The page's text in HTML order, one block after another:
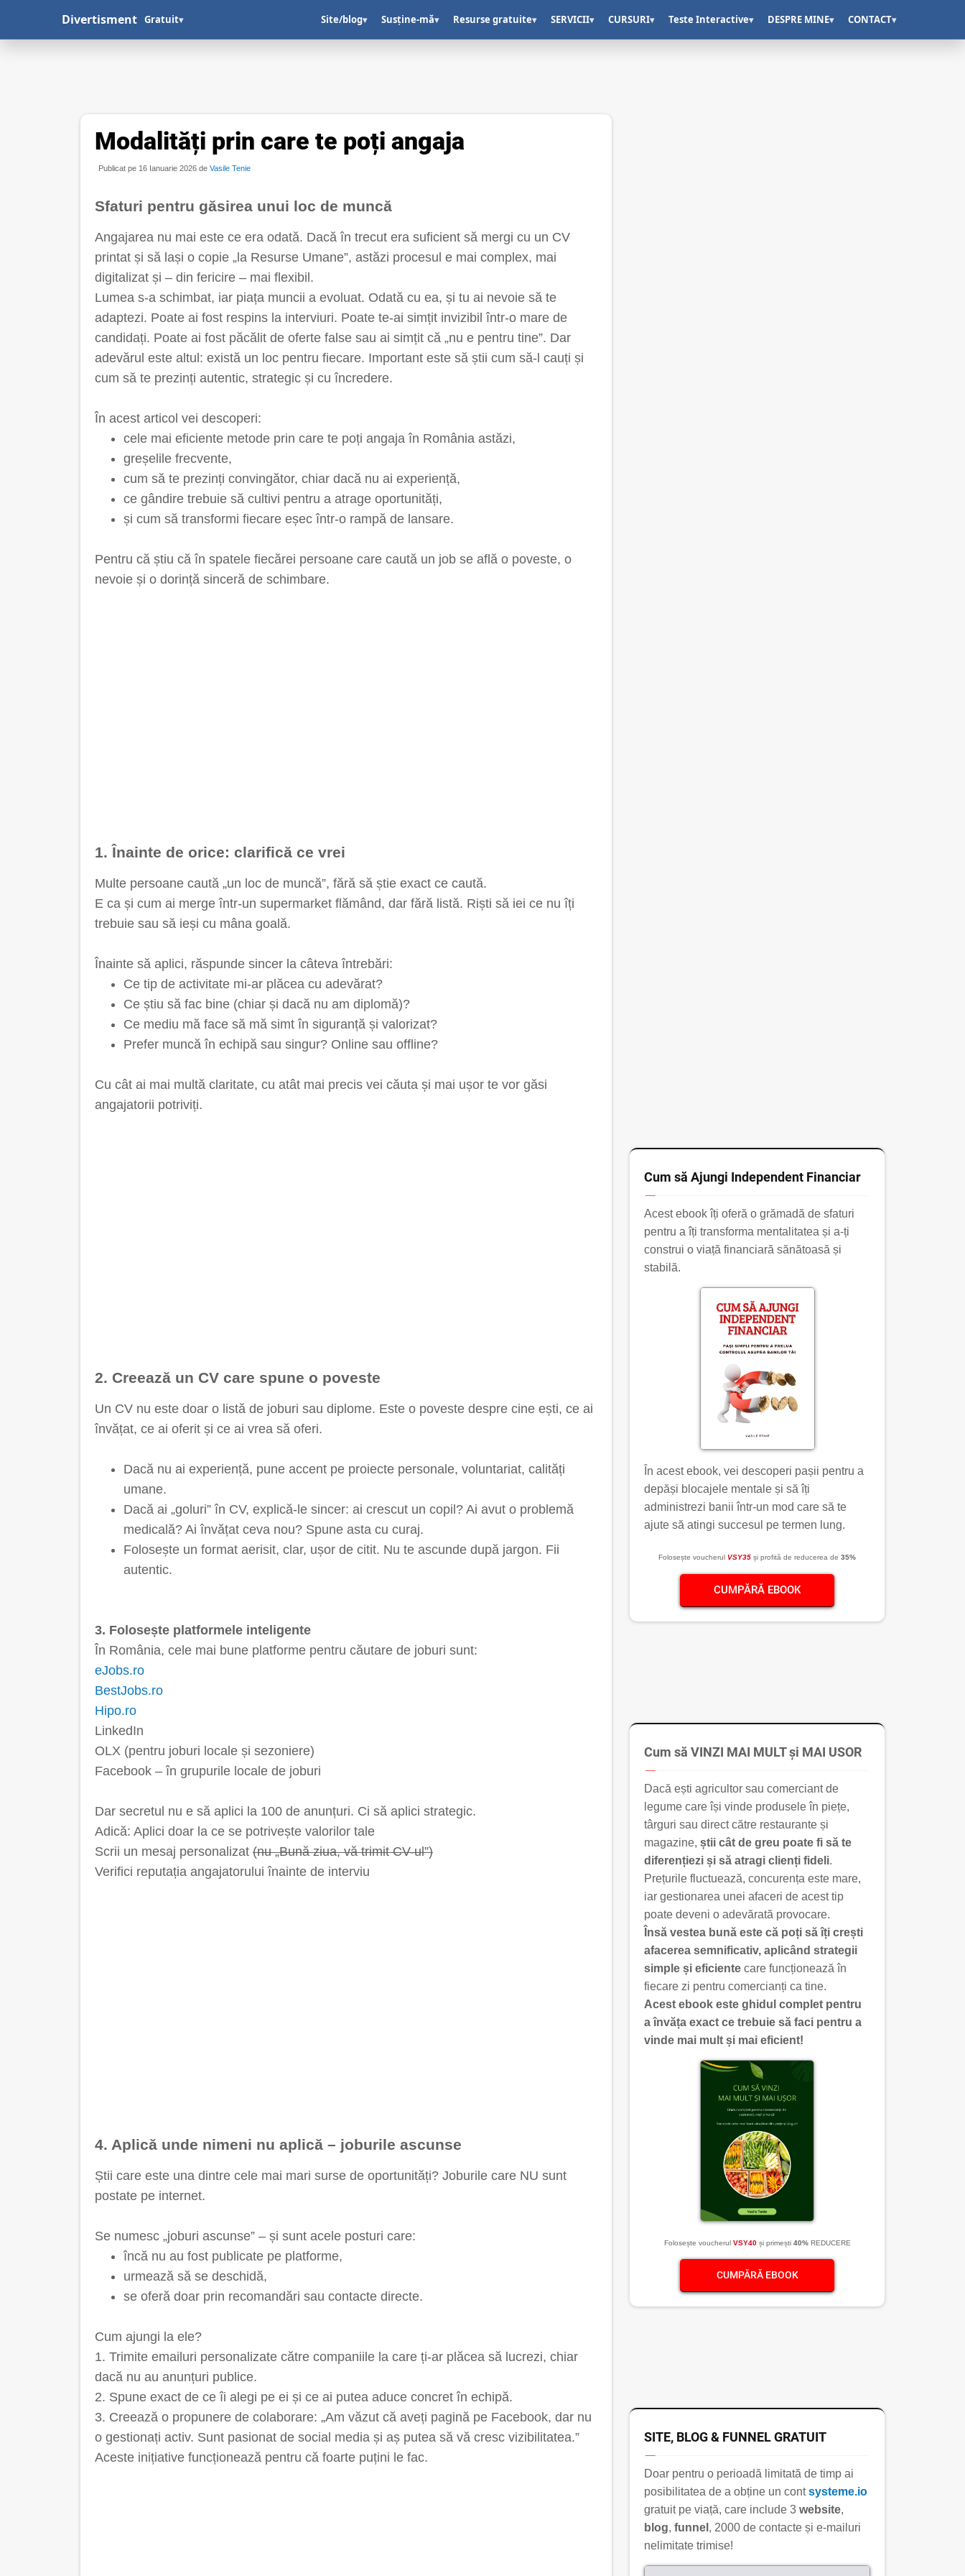
Divertisment Gratuit▾ Site/blog▾ Susține-mă▾ Resurse gratuite▾ SERVICII▾ CURSURI▾ Teste Interactive▾ DESPRE MINE▾ CONTACT▾
Modalități prin care te poți angaja
Publicat pe 16 Ianuarie 2026 de Vasile Tenie
Sfaturi pentru găsirea unui loc de muncă
Angajarea nu mai este ce era odată. Dacă în trecut era suficient să mergi cu un CV
printat și să lași o copie „la Resurse Umane”, astăzi procesul e mai complex, mai
digitalizat și – din fericire – mai flexibil.
Lumea s-a schimbat, iar piața muncii a evoluat. Odată cu ea, și tu ai nevoie să te
adaptezi. Poate ai fost respins la interviuri. Poate te-ai simțit invizibil într-o mare de
candidați. Poate ai fost păcălit de oferte false sau ai simțit că „nu e pentru tine”. Dar
adevărul este altul: există un loc pentru fiecare. Important este să știi cum să-l cauți și
cum să te prezinți autentic, strategic și cu încredere.
În acest articol vei descoperi:
cele mai eficiente metode prin care te poți angaja în România astăzi,
greșelile frecvente,
cum să te prezinți convingător, chiar dacă nu ai experiență,
ce gândire trebuie să cultivi pentru a atrage oportunități,
și cum să transformi fiecare eșec într-o rampă de lansare.
Pentru că știu că în spatele fiecărei persoane care caută un job se află o poveste, o
nevoie și o dorință sinceră de schimbare.
1. Înainte de orice: clarifică ce vrei
Multe persoane caută „un loc de muncă”, fără să știe exact ce caută.
E ca și cum ai merge într-un supermarket flămând, dar fără listă. Riști să iei ce nu îți
trebuie sau să ieși cu mâna goală.
Înainte să aplici, răspunde sincer la câteva întrebări:
Ce tip de activitate mi-ar plăcea cu adevărat?
Ce știu să fac bine (chiar și dacă nu am diplomă)?
Ce mediu mă face să mă simt în siguranță și valorizat?
Prefer muncă în echipă sau singur? Online sau offline?
Cu cât ai mai multă claritate, cu atât mai precis vei căuta și mai ușor te vor găsi
angajatorii potriviți.
2. Creează un CV care spune o poveste
Un CV nu este doar o listă de joburi sau diplome. Este o poveste despre cine ești, ce ai
învățat, ce ai oferit și ce ai vrea să oferi.
Dacă nu ai experiență, pune accent pe proiecte personale, voluntariat, calități
umane.
Dacă ai „goluri” în CV, explică-le sincer: ai crescut un copil? Ai avut o problemă
medicală? Ai învățat ceva nou? Spune asta cu curaj.
Folosește un format aerisit, clar, ușor de citit. Nu te ascunde după jargon. Fii
autentic.
3. Folosește platformele inteligente
În România, cele mai bune platforme pentru căutare de joburi sunt:
eJobs.ro
BestJobs.ro
Hipo.ro
LinkedIn
OLX (pentru joburi locale și sezoniere)
Facebook – în grupurile locale de joburi
Dar secretul nu e să aplici la 100 de anunțuri. Ci să aplici strategic.
Adică: Aplici doar la ce se potrivește valorilor tale
Scrii un mesaj personalizat (nu „Bună ziua, vă trimit CV-ul”)
Verifici reputația angajatorului înainte de interviu
4. Aplică unde nimeni nu aplică – joburile ascunse
Știi care este una dintre cele mai mari surse de oportunități? Joburile care NU sunt
postate pe internet.
Se numesc „joburi ascunse” – și sunt acele posturi care:
încă nu au fost publicate pe platforme,
urmează să se deschidă,
se oferă doar prin recomandări sau contacte directe.
Cum ajungi la ele?
1. Trimite emailuri personalizate către companiile la care ți-ar plăcea să lucrezi, chiar
dacă nu au anunțuri publice.
2. Spune exact de ce îi alegi pe ei și ce ai putea aduce concret în echipă.
3. Creează o propunere de colaborare: „Am văzut că aveți pagină pe Facebook, dar nu
o gestionați activ. Sunt pasionat de social media și aș putea să vă cresc vizibilitatea.”
Aceste inițiative funcționează pentru că foarte puțini le fac.
Cum să Ajungi Independent Financiar
Acest ebook îți oferă o grămadă de sfaturi
pentru a îți transforma mentalitatea și a-ți
construi o viață financiară sănătoasă și
stabilă.
În acest ebook, vei descoperi pașii pentru a
depăși blocajele mentale și să îți
administrezi banii într-un mod care să te
ajute să atingi succesul pe termen lung.
Folosește voucherul VSY35 și profită de reducerea de 35%
CUMPĂRĂ EBOOK
Cum să VINZI MAI MULT și MAI USOR
Dacă ești agricultor sau comerciant de
legume care își vinde produsele în piețe,
târguri sau direct către restaurante și
magazine, știi cât de greu poate fi să te
diferențiezi și să atragi clienți fideli.
Prețurile fluctuează, concurența este mare,
iar gestionarea unei afaceri de acest tip
poate deveni o adevărată provocare.
Însă vestea bună este că poți să îți crești
afacerea semnificativ, aplicând strategii
simple și eficiente care funcționează în
fiecare zi pentru comercianți ca tine.
Acest ebook este ghidul complet pentru
a învăța exact ce trebuie să faci pentru a
vinde mai mult și mai eficient!
Folosește voucherul VSY40 și primești 40%REDUCERE
CUMPĂRĂ EBOOK
SITE, BLOG & FUNNEL GRATUIT
Doar pentru o perioadă limitată de timp ai
posibilitatea de a obține un contsysteme.io
gratuit pe viață, care include 3 website,
blog, funnel , 2000 de contacte și e-mailuri
nelimitate trimise!